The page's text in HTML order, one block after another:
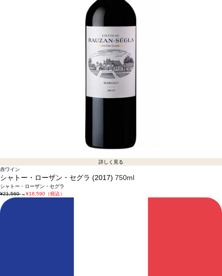
詳しく見る
赤ワイン
シャトー・ローザン・セグラ (2017) 750ml
シャトー・ローザン・セグラ
¥21,560→¥18,590（税込）